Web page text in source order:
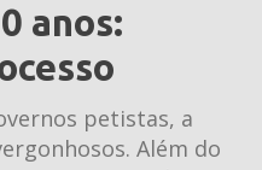
anos:
petistas, a
Além do